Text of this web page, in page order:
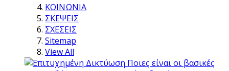
ΚΟΙΝΩΝΙΑ
ΣΚΕΨΕΙΣ
ΣΧΕΣΕΙΣ
Sitemap
View All
Ποιες είναι οι βασικές